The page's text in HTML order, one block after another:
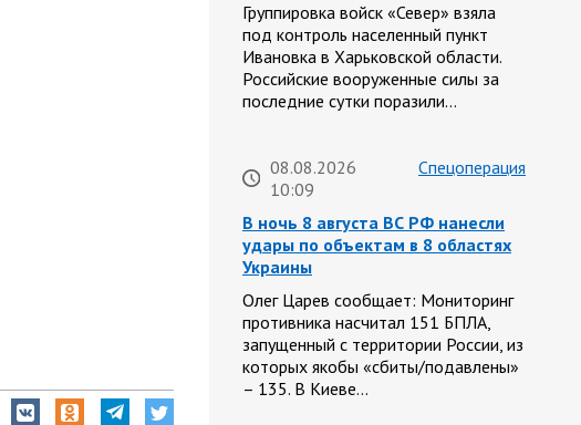
Группировка войск «Север» взяла
под контроль населенный пункт
Ивановка в Харьковской области.
Российские вооруженные силы за
последние сутки поразили…
08.08.2026
10:09
Спецоперация
В ночь 8 августа ВС РФ нанесли
удары по объектам в 8 областях
Украины
Олег Царев сообщает: Мониторинг
противника насчитал 151 БПЛА,
запущенный с территории России, из
которых якобы «сбиты/подавлены»
– 135. В Киеве…